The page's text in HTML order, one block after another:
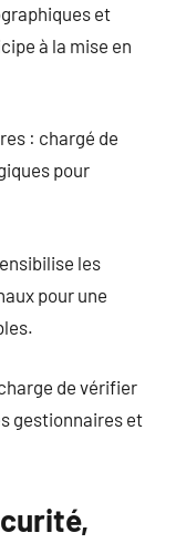
et
à la mise en
: chargé de
pour
les
pour une
de vérifier
gestionnaires et